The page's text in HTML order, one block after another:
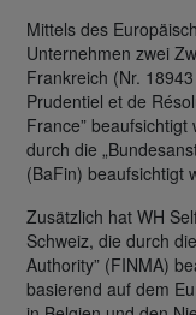
Mittels des
Unternehmen zwei
Frankreich (Nr.
Prudentiel et de
France”
durch die
(BaFin) beaufsichtigt
Zusätzlich hat WH
Schweiz, die durch
Authority” (FINMA)
basierend auf dem